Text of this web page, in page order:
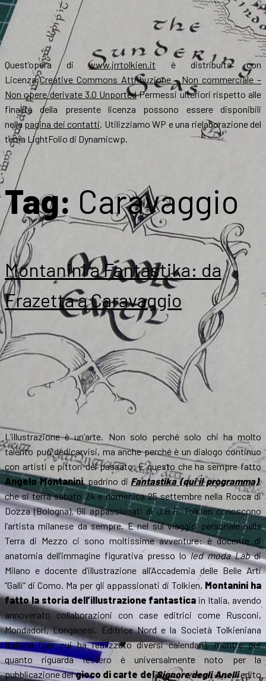
Quest’opera diwww.jrrtolkien.it è distribuita con
LicenzaCreative Commons Attribuzione – Non commerciale –
Non opere derivate 3.0 UnportedPermessi ulteriori rispetto alle
finalità della presente licenza possono essere disponibili
nellapagina dei contatti. Utilizziamo WP e una rielaborazione del
tema LightFolio di Dynamicwp.
Tag: Caravaggio
Montanini a Fantastika: da
Frazetta a Caravaggio
L’illustrazione è un’arte. Non solo perché solo chi ha molto
talento può dedicarvisi, ma anche perché è un dialogo continuo
con artisti e pittori del passato. È questo che ha sempre fatto
Angelo Montanini, padrino di Fantastika (qui il programma),
che si terrà sabato 24 e domenica 25 settembre nella Rocca di
Dozza (Bologna). Gli appassionati di J.R.R. Tolkien conoscono
l’artista milanese da sempre. E nel sul viaggio personale nella
Terra di Mezzo ci sono moltissime avventure: è docente di
anatomia dell’immagine figurativa presso loIed moda Labdi
Milano e docente d’illustrazione all’Accademia delle Belle Arti
“Galli” di Como. Ma per gli appassionati di Tolkien, Montanini ha
fatto la storia dell’illustrazione fantastica in Italia, avendo
annoverato collaborazioni con case editrici come Rusconi,
Mondadori, Longanesi, Editrice Nord e la Società Tolkieniana
Italiana (per cui ha realizzato diversi calendari), mentre per
quanto riguarda l’estero è universalmente noto per la
pubblicazione delgioco di carte delSignore degli Anelliedito